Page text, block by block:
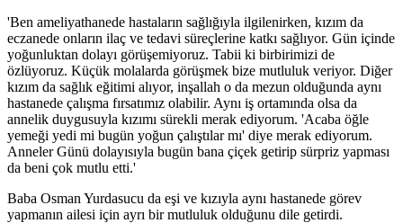
'Ben ameliyathanede hastaların sağlığıyla ilgilenirken, kızım da
eczanede onların ilaç ve tedavi süreçlerine katkı sağlıyor. Gün içinde
yoğunluktan dolayı görüşemiyoruz. Tabii ki birbirimizi de
özlüyoruz. Küçük molalarda görüşmek bize mutluluk veriyor. Diğer
kızım da sağlık eğitimi alıyor, inşallah o da mezun olduğunda aynı
hastanede çalışma fırsatımız olabilir. Aynı iş ortamında olsa da
annelik duygusuyla kızımı sürekli merak ediyorum. 'Acaba öğle
yemeği yedi mi bugün yoğun çalıştılar mı' diye merak ediyorum.
Anneler Günü dolayısıyla bugün bana çiçek getirip sürpriz yapması
da beni çok mutlu etti.'
Baba Osman Yurdasucu da eşi ve kızıyla aynı hastanede görev
yapmanın ailesi için ayrı bir mutluluk olduğunu dile getirdi.